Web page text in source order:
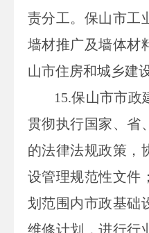
责分工。保山市工
墙材推广及墙体材
山市住房和城乡建
15.保山市市政
贯彻执行国家、省
的法律法规政策，
设管理规范性文件
划范围内市政基础
维修计划，进行行